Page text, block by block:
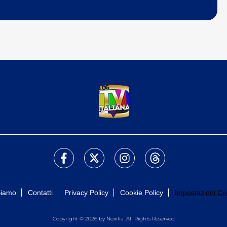
Contatti Privacy Policy Cookie Policy Impostazioni
Copyright © 2026 by Nexilia. All Rights Reserved